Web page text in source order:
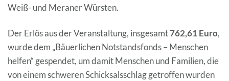
Weiß- und Meraner Würsten.
Der Erlös aus der Veranstaltung, insgesamt762,61 Euro,
wurde dem „Bäuerlichen Notstandsfonds – Menschen
helfen“ gespendet, um damit Menschen und Familien, die
von einem schweren Schicksalsschlag getroffen wurden